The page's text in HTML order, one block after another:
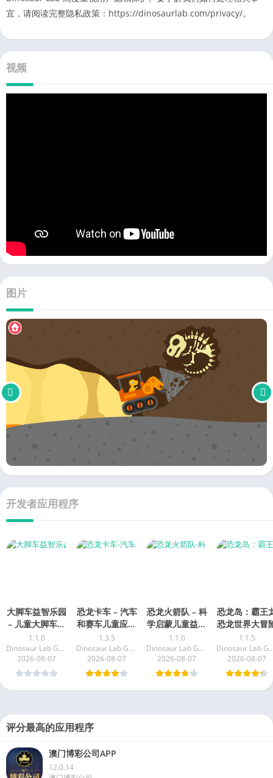
宜，请阅读完整隐私政策：https://dinosaurlab.com/privacy/。
视频
图片
开发者应用程序
大脚车益智乐园
– 儿童大脚车赛
车总动员益智应
用
1.1.0
Dinosaur Lab Games for kids - Yateland Learning
2026-08-07
恐龙卡车 – 汽车
和赛车儿童应用
驾驶模拟运输卡
车
1.3.5
Dinosaur Lab Games for kids - Yateland Learning
2026-08-07
恐龙火箭队 – 科
学启蒙儿童益智
应用
1.1.0
Dinosaur Lab Games for kids - Yateland Learning
2026-08-07
恐龙岛：霸王
恐龙世界大冒
1.1.5
Dinosaur Lab Games
2026-08-07
评分最高的应用程序
澳门博彩公司APP
12.0.14